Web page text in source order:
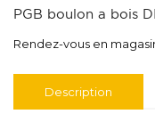
PGB boulon a bois
Rendez-vous en
Description